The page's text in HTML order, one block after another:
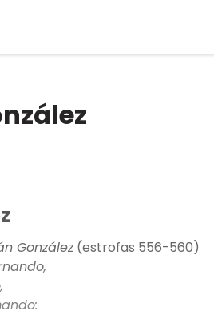
González(estrofas 556-560)